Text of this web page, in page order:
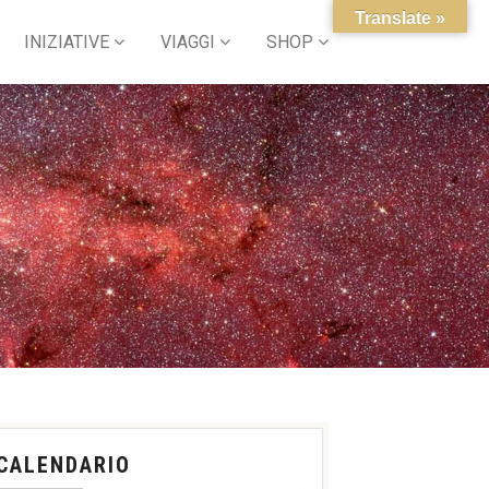
INIZIATIVE VIAGGI SHOP
Translate »